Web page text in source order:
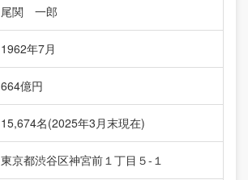
尾関 一郎
1962年7月
664億円
15,674名(2025年3月末現在)
東京都渋谷区神宮前１丁目５-１